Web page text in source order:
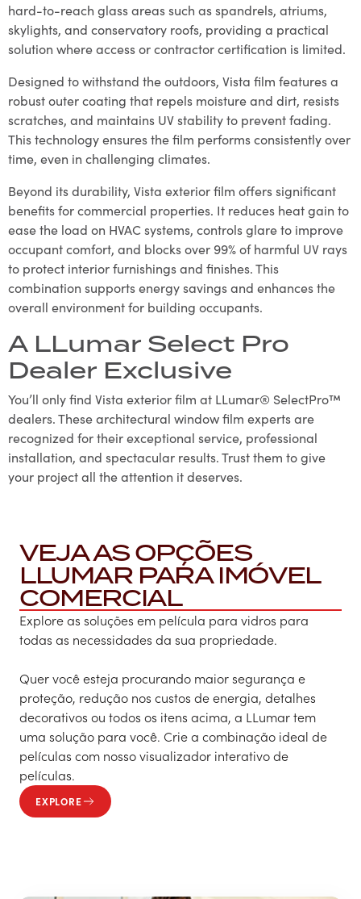
hard-to-reach glass areas such as spandrels, atriums,
skylights, and conservatory roofs, providing a practical
solution where access or contractor certification is limited.
Designed to withstand the outdoors, Vista film features a
robust outer coating that repels moisture and dirt, resists
scratches, and maintains UV stability to prevent fading.
This technology ensures the film performs consistently over
time, even in challenging climates.
Beyond its durability, Vista exterior film offers significant
benefits for commercial properties. It reduces heat gain to
ease the load on HVAC systems, controls glare to improve
occupant comfort, and blocks over 99% of harmful UV rays
to protect interior furnishings and finishes. This
combination supports energy savings and enhances the
overall environment for building occupants.
A LLumar Select Pro
Dealer Exclusive
You’ll only find Vista exterior film at LLumar® SelectPro™
dealers. These architectural window film experts are
recognized for their exceptional service, professional
installation, and spectacular results. Trust them to give
your project all the attention it deserves.
VEJA AS OPÇÕES
LLUMAR PARA IMÓVEL
COMERCIAL
Explore as soluções em película para vidros para
todas as necessidades da sua propriedade.
Quer você esteja procurando maior segurança e
proteção, redução nos custos de energia, detalhes
decorativos ou todos os itens acima, a LLumar tem
uma solução para você. Crie a combinação ideal de
películas com nosso visualizador interativo de
películas.
EXPLORE